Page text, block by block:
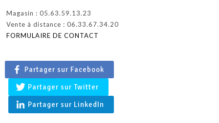
Magasin : 05.63.59.13.23
Vente à distance : 06.33.67.34.20
FORMULAIRE DE CONTACT
Partager sur Facebook
Partager sur Twitter
Partager sur LinkedIn